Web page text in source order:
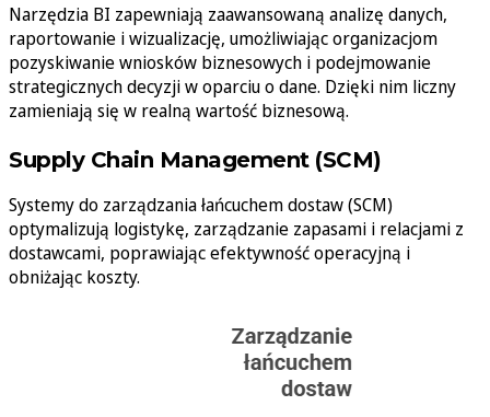
Narzędzia BI zapewniają zaawansowaną analizę danych,
raportowanie i wizualizację, umożliwiając organizacjom
pozyskiwanie wniosków biznesowych i podejmowanie
strategicznych decyzji w oparciu o dane. Dzięki nim liczny
zamieniają się w realną wartość biznesową.
Supply Chain Management (SCM)
Systemy do zarządzania łańcuchem dostaw (SCM)
optymalizują logistykę, zarządzanie zapasami i relacjami z
dostawcami, poprawiając efektywność operacyjną i
obniżając koszty.